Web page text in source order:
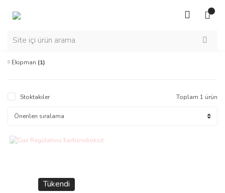
Ekipman (1)
Stoktakiler Toplam 1 ürün
Tükendi